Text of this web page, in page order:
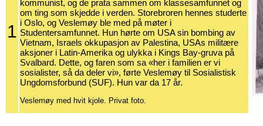
1
kommunist, og de prata sammen om klassesamfunnet og
om ting som skjedde i verden. Storebroren hennes studerte
i Oslo, og Veslemøy ble med på møter i
Studentersamfunnet. Hun hørte om USA sin bombing av
Vietnam, Israels okkupasjon av Palestina, USAs militære
aksjoner i Latin-Amerika og ulykka i Kings Bay-gruva på
Svalbard. Dette, og faren som sa «her i familien er vi
sosialister, så da deler vi», førte Veslemøy til Sosialistisk
Ungdomsforbund (SUF). Hun var da 17 år.
Veslemøy med hvit kjole. Privat foto.